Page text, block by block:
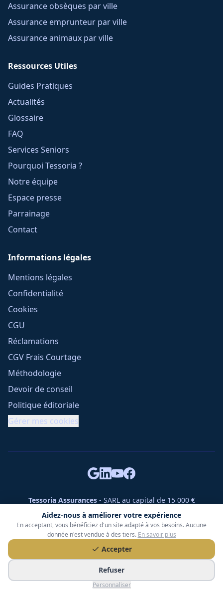
Aidez-nous à améliorer votre expérience
En acceptant, vous bénéficiez d'un site adapté à vos besoins. Aucune
donnée n'est vendue à des tiers. En savoir plus
Accepter
Refuser
Personnaliser
Assurance obsèques par ville
Assurance emprunteur par ville
Assurance animaux par ville
Ressources Utiles
Guides Pratiques
Actualités
Glossaire
FAQ
Services Seniors
Pourquoi Tessoria ?
Notre équipe
Espace presse
Parrainage
Contact
Informations légales
Mentions légales
Confidentialité
Cookies
CGU
Réclamations
CGV Frais Courtage
Méthodologie
Devoir de conseil
Politique éditoriale
Gérer mes cookies
Tessoria Assurances- SARL au capital de 15 000 €
ORIAS n° 25007309 - RCS 990 206 179 - Membre du réseau
360 Courtage
RC Pro : Klarity - Contrat n° CCOUK000785
49 chemin des Gardettes Sine, 06570 Saint-Paul-de-Vence
© Tessoria Assurances. Tous droits réservés.